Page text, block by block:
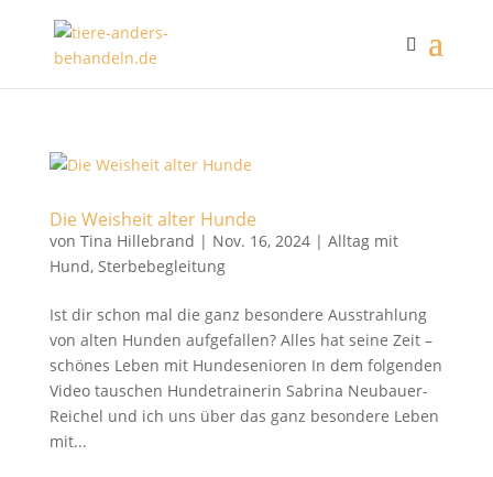
Die Weisheit alter Hunde
von Tina Hillebrand | Nov. 16, 2024| Alltag mit
Hund, Sterbebegleitung
Ist dir schon mal die ganz besondere Ausstrahlung
von alten Hunden aufgefallen? Alles hat seine Zeit –
schönes Leben mit Hundesenioren In dem folgenden
Video tauschen Hundetrainerin Sabrina Neubauer-
Reichel und ich uns über das ganz besondere Leben
mit...